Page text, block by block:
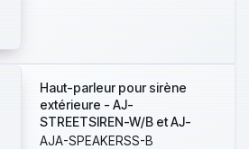
Haut-parleur pour sirène
extérieure - AJ-
STREETSIREN-W/B et AJ-
STREETSIRENCUSTOM-W/B
AJA-SPEAKERSS-B